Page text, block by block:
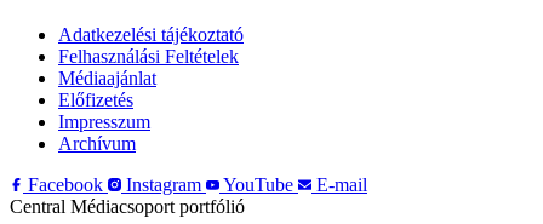
Adatkezelési tájékoztató
Felhasználási Feltételek
Médiaajánlat
Előfizetés
Impresszum
Archívum
Facebook
Instagram YouTube
E-mail
Central Médiacsoport portfólió